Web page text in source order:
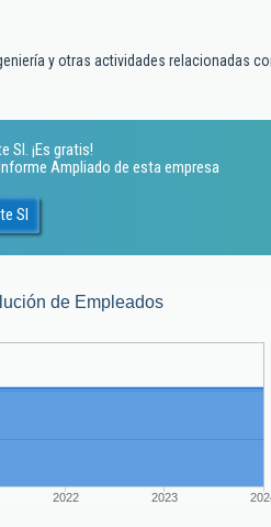
y otras actividades relacionadas
Sl. ¡Es gratis!
Ampliado de esta empresa
Sl
de Empleados
2022 2023